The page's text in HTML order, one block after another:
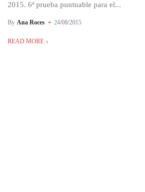
2015. 6ª prueba puntuable para el...
By Ana Roces 24/08/2015
READ MORE